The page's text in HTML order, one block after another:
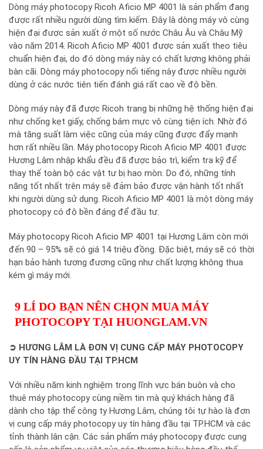
Dòng máy photocopy Ricoh Aficio MP 4001 là sản phẩm đang
được rất nhiều người dùng tìm kiếm. Đây là dòng máy vô cùng
hiện đại được sản xuất ở một số nước Châu Âu và Châu Mỹ
vào năm 2014. Ricoh Aficio MP 4001 được sản xuất theo tiêu
chuẩn hiện đại, do đó dòng máy này có chất lượng không phải
bàn cãi. Dòng máy photocopy nổi tiếng này được nhiều người
dùng ở các nước tiên tiến đánh giá rất cao về độ bền.
Dòng máy này đã được Ricoh trang bị những hệ thống hiện đại
như chống kẹt giấy, chống bám mực vô cùng tiện ích. Nhờ đó
mà tăng suất làm việc cũng của máy cũng được đẩy mạnh
hơn rất nhiều lần. Máy photocopy Ricoh Aficio MP 4001 được
Hương Lâm nhập khẩu đều đã được bảo trì, kiểm tra kỹ để
thay thế toàn bộ các vật tư bị hao mòn. Do đó, những tính
năng tốt nhất trên máy sẽ đảm bảo được vận hành tốt nhất
khi người dùng sử dụng. Ricoh Aficio MP 4001 là một dòng máy
photocopy có độ bền đáng để đầu tư.
Máy photocopy Ricoh Aficio MP 4001 tại Hương Lâm còn mới
đến 90 – 95% sẽ có giá 14 triệu đồng. Đặc biệt, máy sẽ có thời
hạn bảo hành tương đương cũng như chất lượng không thua
kém gì máy mới.
9 LÍ DO BẠN NÊN CHỌN MUA MÁY
PHOTOCOPY TẠI HUONGLAM.VN
➲ HƯƠNG LÂM LÀ ĐƠN VỊ CUNG CẤP MÁY PHOTOCOPY
UY TÍN HÀNG ĐẦU TẠI TP.HCM
Với nhiều năm kinh nghiệm trong lĩnh vực bán buôn và cho
thuê máy photocopy cùng niềm tin mà quý khách hàng đã
dành cho tập thể công ty Hương Lâm, chúng tôi tự hào là đơn
vị cung cấp máy photocopy uy tín hàng đầu tại TP.HCM và các
tỉnh thành lân cận. Các sản phẩm máy photocopy được cung